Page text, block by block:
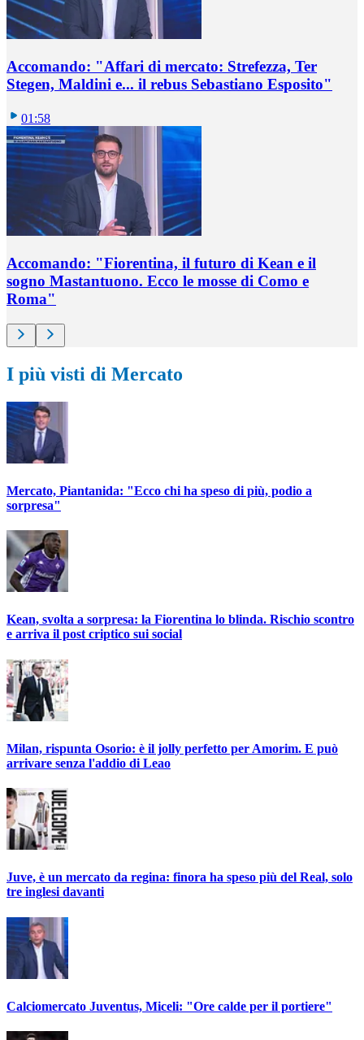
Accomando: "Affari di mercato: Strefezza, Ter
Stegen, Maldini e... il rebus Sebastiano Esposito"
01:58
Accomando: "Fiorentina, il futuro di Kean e il
sogno Mastantuono. Ecco le mosse di Como e
Roma"
I più visti di Mercato
Mercato, Piantanida: "Ecco chi ha speso di più, podio a
sorpresa"
Kean, svolta a sorpresa: la Fiorentina lo blinda. Rischio scontro
e arriva il post criptico sui social
Milan, rispunta Osorio: è il jolly perfetto per Amorim. E può
arrivare senza l'addio di Leao
Juve, è un mercato da regina: finora ha speso più del Real, solo
tre inglesi davanti
Calciomercato Juventus, Miceli: "Ore calde per il portiere"